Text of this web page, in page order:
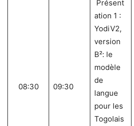
08:30 09:30
Présent
ation 1 :
YodiV2,
version
B²: le
modèle
de
langue
pour les
Togolais